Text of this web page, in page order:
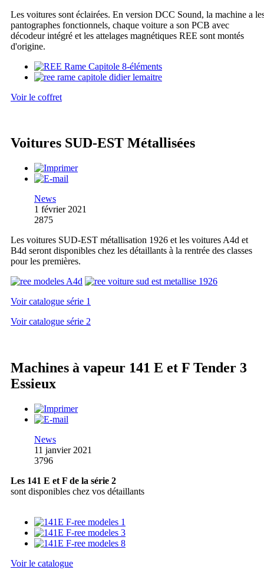
Les voitures sont éclairées. En version DCC Sound, la machine a
pantographes fonctionnels, chaque voiture a son PCB avec
décodeur intégré et les attelages magnétiques REE sont montés
d'origine.
Voir le coffret
Voitures SUD-EST Métallisées
News
1 février 2021
2875
Les voitures SUD-EST métallisation 1926 et les voitures A4d et
B4d seront disponibles chez les détaillants à la rentrée des classes
pour les premières.
Voir catalogue série 1
Voir catalogue série 2
Machines à vapeur 141 E et F Tender 3
Essieux
News
11 janvier 2021
3796
Les 141 E et F de la série 2
sont disponibles chez vos détaillants
Voir le catalogue